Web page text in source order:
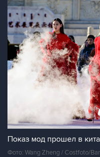
Показ мод прошел в
Фото: Wang Zheng / Costfoto/